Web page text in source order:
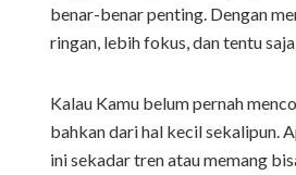
benar-benar penting. Dengan
ringan, lebih fokus, dan tentu
Kalau Kamu belum pernah
bahkan dari hal kecil sekalipun.
ini sekadar tren atau memang